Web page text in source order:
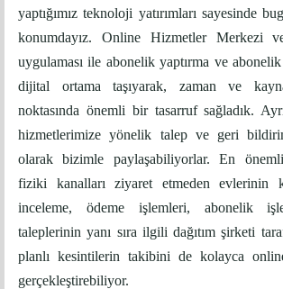
yaptığımız teknoloji yatırımları sayesinde
konumdayız. Online Hizmetler Merkezi
uygulaması ile abonelik yaptırma ve
dijital ortama taşıyarak, zaman ve
noktasında önemli bir tasarruf sağladık.
hizmetlerimize yönelik talep ve geri
olarak bizimle paylaşabiliyorlar. En
fiziki kanalları ziyaret etmeden evlerinin
inceleme, ödeme işlemleri, abonelik
taleplerinin yanı sıra ilgili dağıtım şirketi
planlı kesintilerin takibini de kolayca online
gerçekleştirebiliyor.